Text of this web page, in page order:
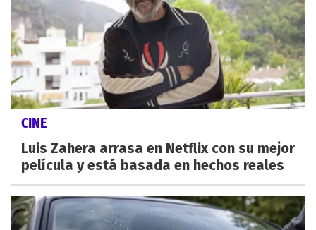
CINE
Luis Zahera arrasa en Netflix con su mejor
película y está basada en hechos reales